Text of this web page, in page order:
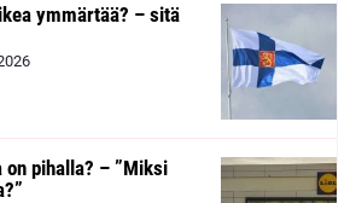
ymmärtää? – sitä
pihalla? – ”Miksi